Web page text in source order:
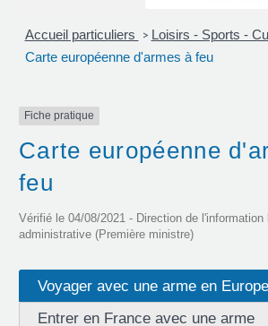
Accueil particuliers > Loisirs - Sports -
Carte européenne d'armes à feu
Fiche pratique
Carte européenne
feu
Vérifié le 04/08/2021 - Direction de l'information
administrative (Première ministre)
Voyager avec une arme en Europe
Entrer en France avec une arme